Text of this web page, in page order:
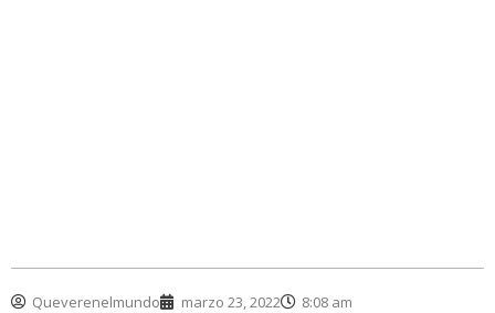
Queverenelmundo marzo 23, 2022 8:08 am